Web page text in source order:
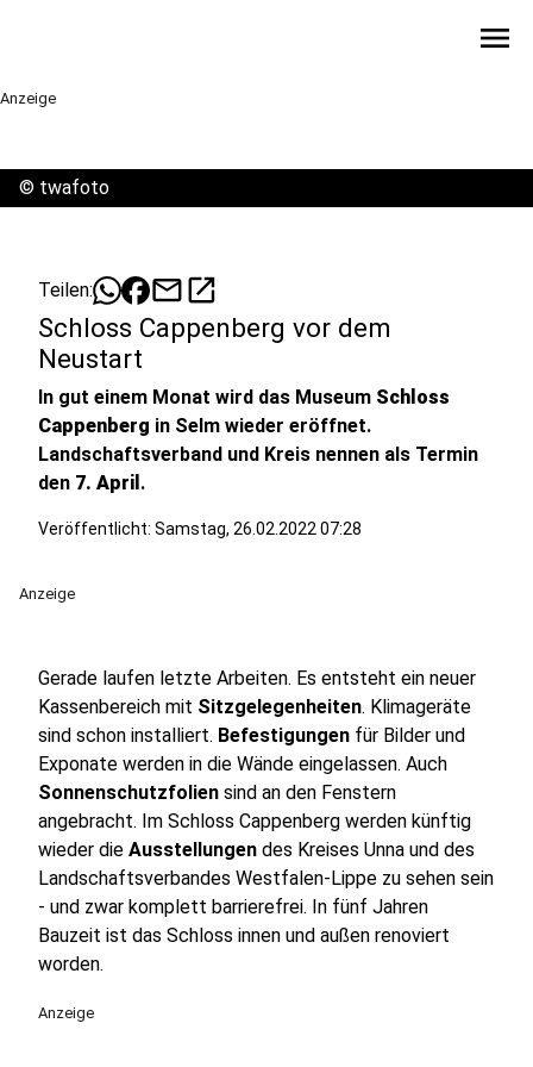
menu
Anzeige
© twafoto
Teilen: mailopen_in_new
Schloss Cappenberg vor dem
Neustart
In gut einem Monat wird das Museum Schloss
Cappenberg in Selm wieder eröffnet.
Landschaftsverband und Kreis nennen als Termin
den 7. April .
Veröffentlicht: Samstag, 26.02.2022 07:28
Anzeige
Gerade laufen letzte Arbeiten. Es entsteht ein neuer
Kassenbereich mit Sitzgelegenheiten. Klimageräte
sind schon installiert. Befestigungen für Bilder und
Exponate werden in die Wände eingelassen. Auch
Sonnenschutzfolien sind an den Fenstern
angebracht. Im Schloss Cappenberg werden künftig
wieder die Ausstellungen des Kreises Unna und des
Landschaftsverbandes Westfalen-Lippe zu sehen sein
- und zwar komplett barrierefrei. In fünf Jahren
Bauzeit ist das Schloss innen und außen renoviert
worden.
Anzeige